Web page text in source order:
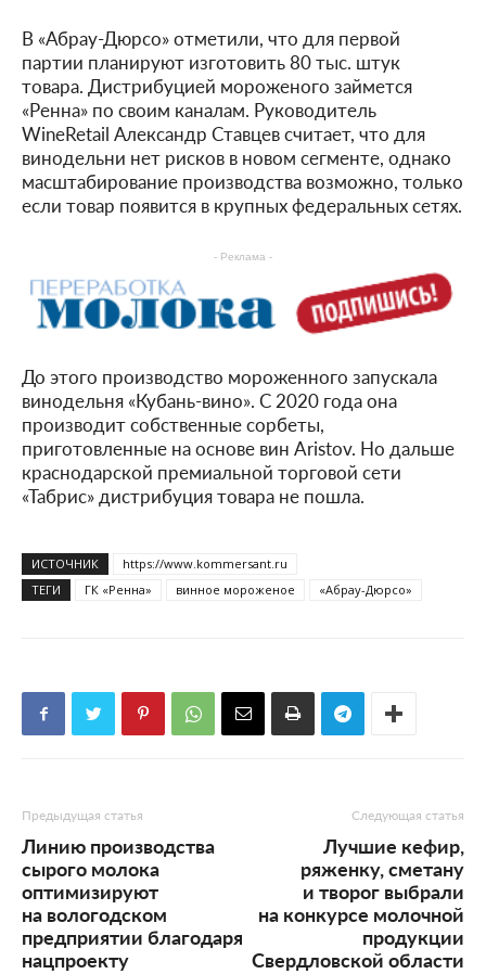
В «Абрау-Дюрсо» отметили, что для первой
партии планируют изготовить 80 тыс. штук
товара. Дистрибуцией мороженого займется
«Ренна» по своим каналам. Руководитель
WineRetail Александр Ставцев считает, что для
винодельни нет рисков в новом сегменте, однако
масштабирование производства возможно, только
если товар появится в крупных федеральных сетях.
- Реклама -
До этого производство мороженного запускала
винодельня «Кубань-вино». С 2020 года она
производит собственные сорбеты,
приготовленные на основе вин Aristov. Но дальше
краснодарской премиальной торговой сети
«Табрис» дистрибуция товара не пошла.
ИСТОЧНИК
https://www.kommersant.ru
ТЕГИ
ГК «Ренна» винное мороженое «Абрау-Дюрсо»
Предыдущая статья
Линию производства
сырого молока
оптимизируют
на вологодском
предприятии благодаря
нацпроекту
Следующая статья
Лучшие кефир,
ряженку, сметану
и творог выбрали
на конкурсе молочной
продукции
Свердловской области